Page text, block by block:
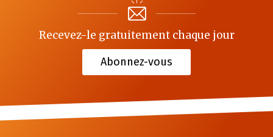
Recevez-le gratuitement chaque jour
Abonnez-vous